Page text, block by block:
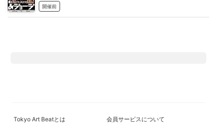
開催前
Tokyo Art Beatとは 会員サービスについて